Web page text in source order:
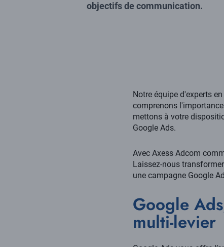
objectifs de communication.
Notre équipe d'experts
comprenons
mettons à votre
Google Ads.
Avec Axess Adcom
Laissez-nous
une campagne Google
Google
multi-levier